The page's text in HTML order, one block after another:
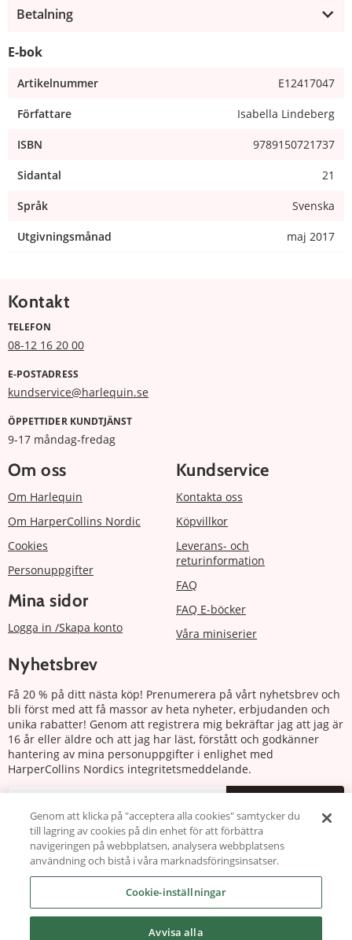
Betalning
E-bok
Artikelnummer E12417047
Författare Isabella Lindeberg
ISBN 9789150721737
Sidantal 21
Språk Svenska
Utgivningsmånad maj 2017
Kontakt
TELEFON
08-12 16 20 00
E-POSTADRESS
kundservice@harlequin.se
ÖPPETTIDER KUNDTJÄNST
9-17 måndag-fredag
Om oss
Om Harlequin
Om HarperCollins Nordic
Cookies
Personuppgifter
Mina sidor
Logga in /Skapa konto
Kundservice
Kontakta oss
Köpvillkor
Leverans- och
returinformation
FAQ
FAQ E-böcker
Våra miniserier
Nyhetsbrev
Få 20 % på ditt nästa köp! Prenumerera på vårt nyhetsbrev och
bli först med att få massor av heta nyheter, erbjudanden och
unika rabatter! Genom att registrera mig bekräftar jag att jag är
16 år eller äldre och att jag har läst, förstått och godkänner
hantering av mina personuppgifter i enlighet med
HarperCollins Nordics integritetsmeddelande.
Följ oss
Genom att klicka på "acceptera alla cookies" samtycker du
till lagring av cookies på din enhet för att förbättra
navigeringen på webbplatsen, analysera webbplatsens
användning och bistå i våra marknadsföringsinsatser.
Cookie-inställningar
Avvisa alla